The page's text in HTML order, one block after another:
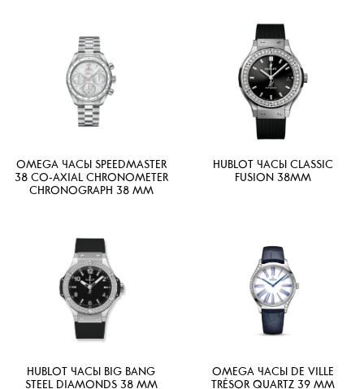
OMEGA ЧАСЫ SPEEDMASTER
38 CO‑AXIAL CHRONOMETER
CHRONOGRAPH 38 MM
HUBLOT ЧАСЫ CLASSIC
FUSION 38ММ
HUBLOT ЧАСЫ BIG BANG
STEEL DIAMONDS 38 MM
OMEGA ЧАСЫ DE VILLE
TRÉSOR QUARTZ 39 MM